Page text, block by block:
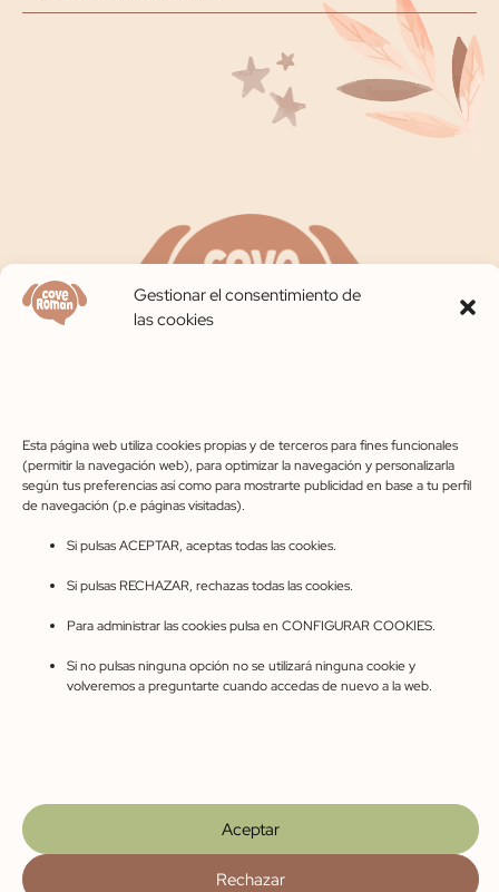
Gestionar el consentimiento de
las cookies
Esta página web utiliza cookies propias y de terceros para fines funcionales
(permitir la navegación web), para optimizar la navegación y personalizarla
según tus preferencias así como para mostrarte publicidad en base a tu perfil
de navegación (p.e páginas visitadas).
Si pulsas ACEPTAR, aceptas todas las cookies.
Si pulsas RECHAZAR, rechazas todas las cookies.
Para administrar las cookies pulsa en CONFIGURAR COOKIES.
Si no pulsas ninguna opción no se utilizará ninguna cookie y
volveremos a preguntarte cuando accedas de nuevo a la web.
Aceptar
Rechazar
coveroman@gmail.com
C. Pinarejo, 49, 40320 Cantalejo, Segovia
Horario de apertura
Lunes-Viernes 10:00-14:00 – 17:00-20:00
Sábados 10:00-14:00
Comunicación Digital